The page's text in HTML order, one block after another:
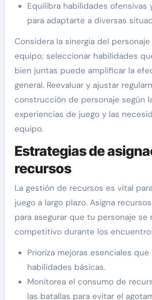
Equilibra habilidades ofensivas
para adaptarte a diversas
Considera la sinergia del
equipo; seleccionar habilidades
bien juntas puede amplificar la
general. Reevaluar y ajustar
construcción de personaje según
experiencias de juego y las
equipo.
Estrategias de
recursos
La gestión de recursos es vital
juego a largo plazo. Asigna
para asegurar que tu personaje se
competitivo durante los
Prioriza mejoras esenciales que
habilidades básicas.
Monitorea el consumo de
las batallas para evitar el